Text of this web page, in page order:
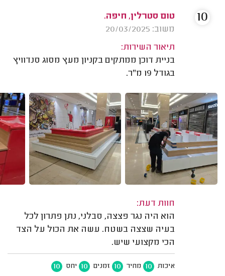
טום סטרלין, חיפה.
משוב: 20/03/2025
תיאור השירות:
בניית דוכן ממתקים בקניון מעץ מסוג סנדוויץ
בגודל 19 מ"ר.
חוות דעת:
הוא היה נגר פצצה, סבלני, נתן פתרון לכל
בעיה שצצה בשטח. עשה את הכול על הצד
הכי מקצועי שיש.
איכות 10 מחיר 10 זמנים 10 יחס 10
10